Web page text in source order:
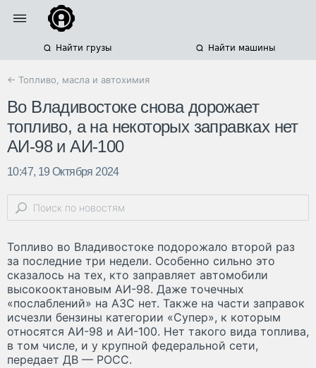
Найти грузы Найти машины
← Топливо, масла и автохимия
Во Владивостоке снова дорожает
топливо, а на некоторых заправках нет
АИ-98 и АИ-100
10:47, 19 Октября 2024
Топливо во Владивостоке подорожало второй раз
за последние три недели. Особенно сильно это
сказалось на тех, кто заправляет автомобили
высокооктановым АИ-98. Даже точечных
«послаблений» на АЗС нет. Также на части заправок
исчезли бензины категории «Супер», к которым
относятся АИ-98 и АИ-100. Нет такого вида топлива,
в том числе, и у крупной федеральной сети,
передает ДВ — РОСС.